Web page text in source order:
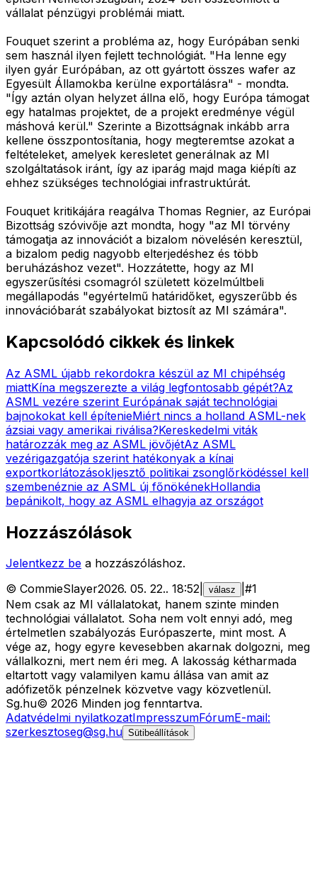
vállalat pénzügyi problémái miatt.
Fouquet szerint a probléma az, hogy Európában senki
sem használ ilyen fejlett technológiát. "Ha lenne egy
ilyen gyár Európában, az ott gyártott összes wafer az
Egyesült Államokba kerülne exportálásra" - mondta.
"Így aztán olyan helyzet állna elő, hogy Európa támogat
egy hatalmas projektet, de a projekt eredménye végül
máshová kerül." Szerinte a Bizottságnak inkább arra
kellene összpontosítania, hogy megteremtse azokat a
feltételeket, amelyek keresletet generálnak az MI
szolgáltatások iránt, így az iparág majd maga kiépíti az
ehhez szükséges technológiai infrastruktúrát.
Fouquet kritikájára reagálva Thomas Regnier, az Európai
Bizottság szóvivője azt mondta, hogy "az MI törvény
támogatja az innovációt a bizalom növelésén keresztül,
a bizalom pedig nagyobb elterjedéshez és több
beruházáshoz vezet". Hozzátette, hogy az MI
egyszerűsítési csomagról született közelmúltbeli
megállapodás "egyértelmű határidőket, egyszerűbb és
innovációbarát szabályokat biztosít az MI számára".
Kapcsolódó cikkek és linkek
Az ASML újabb rekordokra készül az MI chipéhség
miattKína megszerezte a világ legfontosabb gépét?Az
ASML vezére szerint Európának saját technológiai
bajnokokat kell építenieMiért nincs a holland ASML-nek
ázsiai vagy amerikai riválisa?Kereskedelmi viták
határozzák meg az ASML jövőjétAz ASML
vezérigazgatója szerint hatékonyak a kínai
exportkorlátozásokIjesztő politikai zsonglőrködéssel kell
szembenéznie az ASML új főnökénekHollandia
bepánikolt, hogy az ASML elhagyja az országot
Hozzászólások
Jelentkezz be a hozzászóláshoz.
© CommieSlayer2026. 05. 22.. 18:52 válasz #1
Nem csak az MI vállalatokat, hanem szinte minden
technológiai vállalatot. Soha nem volt ennyi adó, meg
értelmetlen szabályozás Európaszerte, mint most. A
vége az, hogy egyre kevesebben akarnak dolgozni, meg
vállalkozni, mert nem éri meg. A lakosság kétharmada
eltartott vagy valamilyen kamu állása van amit az
adófizetők pénzelnek közvetve vagy közvetlenül.
Sg.hu© 2026 Minden jog fenntartva.
Adatvédelmi nyilatkozatImpresszumFórumE-mail:
szerkesztoseg@sg.hu Sütibeállítások